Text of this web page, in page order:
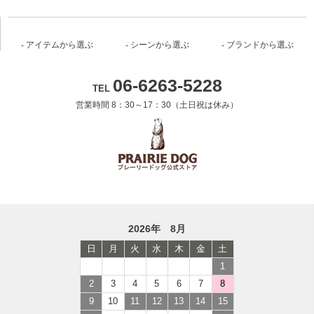
アイテムから選ぶ シーンから選ぶ ブランドから選ぶ
TEL 06-6263-5228
営業時間 8：30～17：30（土日祝は休み）
2026年 8月
日 月 火 水 木 金
土
1
2
3 4 5 6 7
8
9
10 11 12 13 14
15